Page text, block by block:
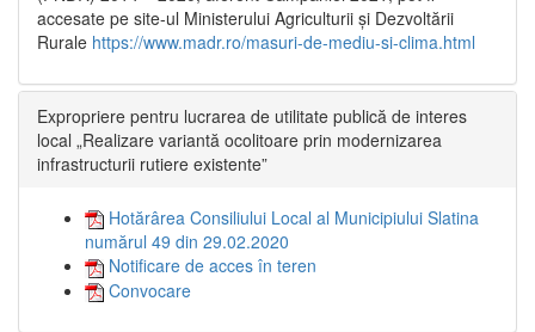
accesate pe site-ul Ministerului Agriculturii și Dezvoltării
Rurale https://www.madr.ro/masuri-de-mediu-si-clima.html
Expropriere pentru lucrarea de utilitate publică de interes
local „Realizare variantă ocolitoare prin modernizarea
infrastructurii rutiere existente”
Hotărârea Consiliului Local al Municipiului Slatina
numărul 49 din 29.02.2020
Notificare de acces în teren
Convocare